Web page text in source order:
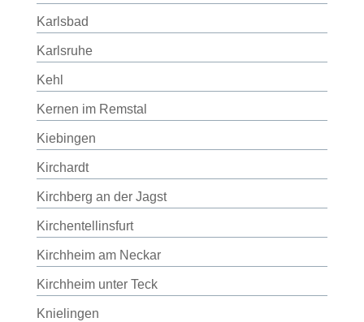
Karlsbad
Karlsruhe
Kehl
Kernen im Remstal
Kiebingen
Kirchardt
Kirchberg an der Jagst
Kirchentellinsfurt
Kirchheim am Neckar
Kirchheim unter Teck
Knielingen